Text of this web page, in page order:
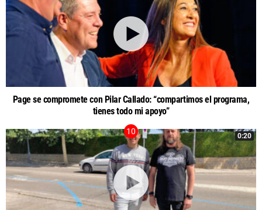
Page se compromete con Pilar Callado: “compartimos el programa,
tienes todo mi apoyo”
0:20